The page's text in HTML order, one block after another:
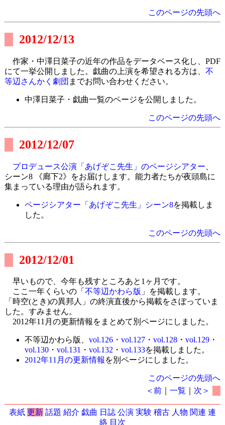
このページの先頭へ
2012/12/13
作家・中澤日菜子の近年の作品をデータベース化し、PDF
にて一挙公開しました。戯曲の上演を希望される方は、 不
等辺さんかく劇団 までお問い合わせください。
中澤日菜子・戯曲一覧のページを公開しました。
このページの先頭へ
2012/12/07
プロデュース公演「あげぞこ先生」のページシアター
シーン8 《廊下2》をお届けします。能力者たちが夜頭島に
集まっている理由が語られます。
ページシアター「あげぞこ先生」シーン8を掲載しま
した。
このページの先頭へ
2012/12/01
早いもので、今年も残すところあと1ヶ月です。
ここ一年くらいの「 不等辺かわら版 」を掲載します。
「時空(とき)の異邦人」の終演直後から掲載をさぼっていま
した。すみません。
2012年11月の更新情報をまとめて別ページにしました。
不等辺かわら版、 vol.126・ vol.127・ vol.128・ vol.129・
vol.130・ vol.131 ・ vol.132・ vol.133を掲載しました。
2012年11月の更新情報 を別ページにしました。
このページの先頭へ
＜前 ｜一覧 次＞
表紙 更新 話題 紹介 戯曲 日誌 公演 実験 稽古 人物 関連 連
絡 目次